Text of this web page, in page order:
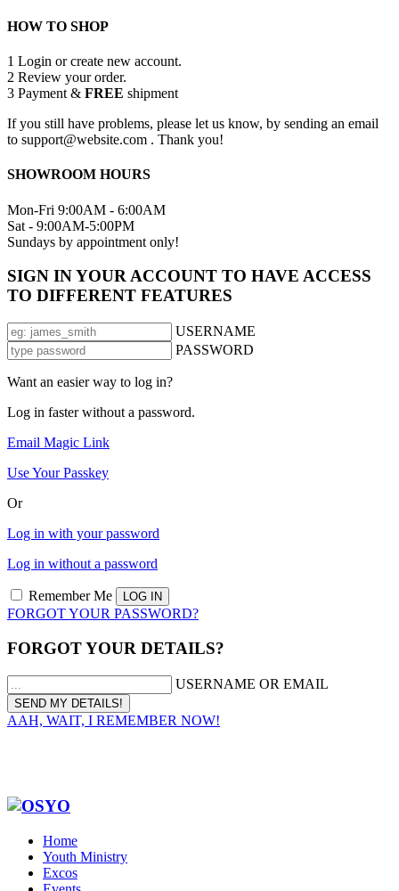
HOW TO SHOP
1 Login or create new account.
2 Review your order.
3 Payment & FREE shipment
If you still have problems, please let us know, by sending an email
to support@website.com . Thank you!
SHOWROOM HOURS
Mon-Fri 9:00AM - 6:00AM
Sat - 9:00AM-5:00PM
Sundays by appointment only!
SIGN IN YOUR ACCOUNT TO HAVE ACCESS
TO DIFFERENT FEATURES
USERNAME
PASSWORD
Want an easier way to log in?
Log in faster without a password.
Email Magic Link
Use Your Passkey
Or
Log in with your password
Log in without a password
Remember Me
FORGOT YOUR PASSWORD?
FORGOT YOUR DETAILS?
USERNAME OR EMAIL
AAH, WAIT, I REMEMBER NOW!
Home
Youth Ministry
Excos